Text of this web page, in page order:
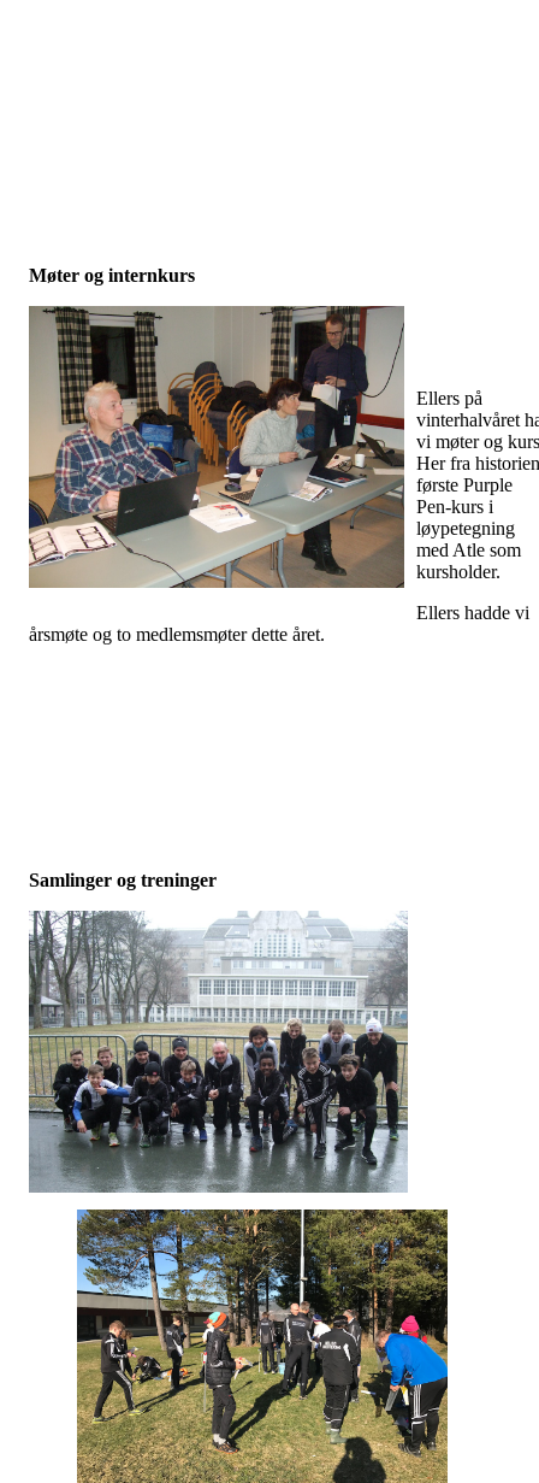
Møter og internkurs
Ellers på
vinterhalvåret
vi møter og
Her fra
første Purple
Pen-kurs i
løypetegning
med Atle som
kursholder.
Ellers hadde vi
årsmøte og to medlemsmøter dette året.
Samlinger og treninger